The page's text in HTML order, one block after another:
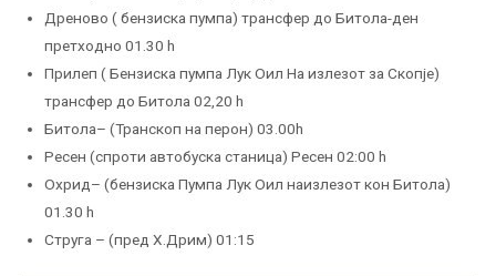
Дреново ( бензиска пумпа) трансфер до Битола-ден
претходно 01.30 h
Прилеп ( Бензиска пумпа Лук Оил На излезот за Скопје)
трансфер до Битола 02,20 h
Битола– (Транскоп на перон) 03.00h
Ресен (спроти автобуска станица) Ресен 02:00 h
Охрид– (бензиска Пумпа Лук Оил наизлезот кон Битола)
01.30 h
Струга – (пред Х.Дрим) 01:15